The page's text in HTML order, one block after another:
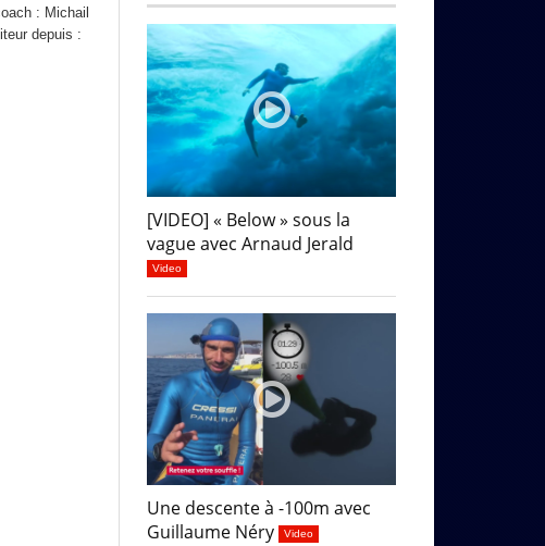
: Michail
depuis :
[VIDEO] « Below » sous la
vague avec Arnaud Jerald
Video
Une descente à -100m avec
Guillaume Néry
Video